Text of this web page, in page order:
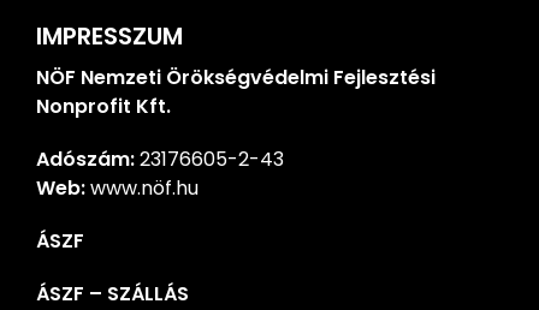
IMPRESSZUM
NÖF Nemzeti Örökségvédelmi Fejlesztési
Nonprofit Kft.
Adószám:23176605-2-43
Web:www.nöf.hu
ÁSZF
ÁSZF – SZÁLLÁS